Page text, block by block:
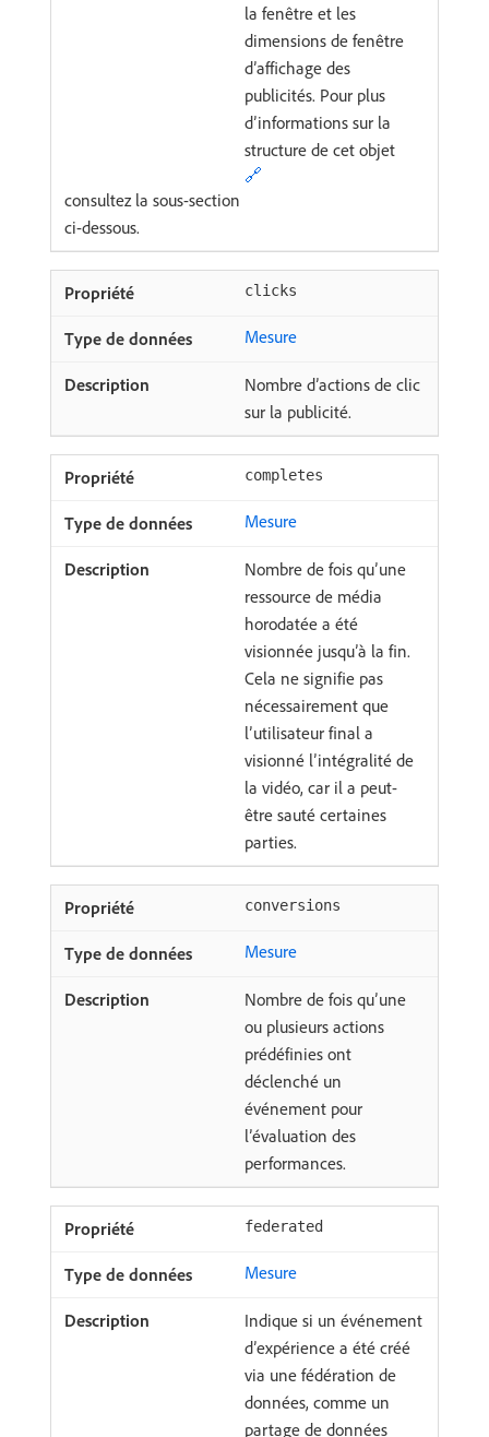
la fenêtre et les
dimensions de fenêtre
d’affichage des
publicités. Pour plus
d’informations sur la
structure de cet objet
🔗
consultez la sous-section
ci-dessous.
clicks
Mesure
Nombre d’actions de clic
sur la publicité.
completes
Mesure
Nombre de fois qu’une
ressource de média
horodatée a été
visionnée jusqu’à la fin.
Cela ne signifie pas
nécessairement que
l’utilisateur final a
visionné l’intégralité de
la vidéo, car il a peut-
être sauté certaines
parties.
conversions
Mesure
Nombre de fois qu’une
ou plusieurs actions
prédéfinies ont
déclenché un
événement pour
l’évaluation des
performances.
federated
Mesure
Indique si un événement
d’expérience a été créé
via une fédération de
données, comme un
partage de données